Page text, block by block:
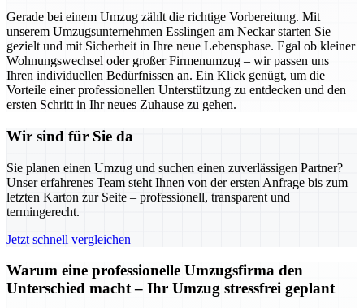
Gerade bei einem Umzug zählt die richtige Vorbereitung. Mit
unserem Umzugsunternehmen Esslingen am Neckar starten Sie
gezielt und mit Sicherheit in Ihre neue Lebensphase. Egal ob kleiner
Wohnungswechsel oder großer Firmenumzug – wir passen uns
Ihren individuellen Bedürfnissen an. Ein Klick genügt, um die
Vorteile einer professionellen Unterstützung zu entdecken und den
ersten Schritt in Ihr neues Zuhause zu gehen.
Wir sind für Sie da
Sie planen einen Umzug und suchen einen zuverlässigen Partner?
Unser erfahrenes Team steht Ihnen von der ersten Anfrage bis zum
letzten Karton zur Seite – professionell, transparent und
termingerecht.
Jetzt schnell vergleichen
Warum eine professionelle Umzugsfirma den
Unterschied macht – Ihr Umzug stressfrei geplant